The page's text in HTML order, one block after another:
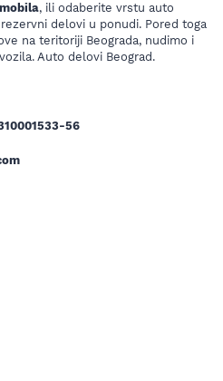
, ili odaberite vrstu auto
delovi u ponudi. Pored toga
na teritoriji Beograda, nudimo i
Auto delovi Beograd.
56